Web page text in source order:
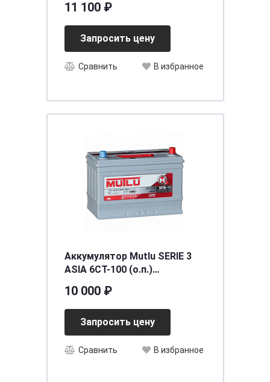
[д257ш172в230/600]
11 100 ₽
Запросить цену
Сравнить В избранное
Аккумулятор Mutlu SERIE 3
ASIA 6CT-100 (о.п.)
креп. [д306ш175в224/850
10 000 ₽
Запросить цену
Сравнить В избранное